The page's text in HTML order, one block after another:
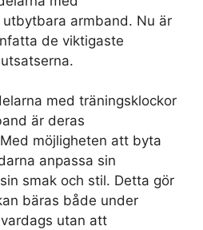
armband. Nu är
de viktigaste
med träningsklockor
är deras
möjligheten att byta
anpassa sin
smak och stil. Detta gör
bäras både under
utan att